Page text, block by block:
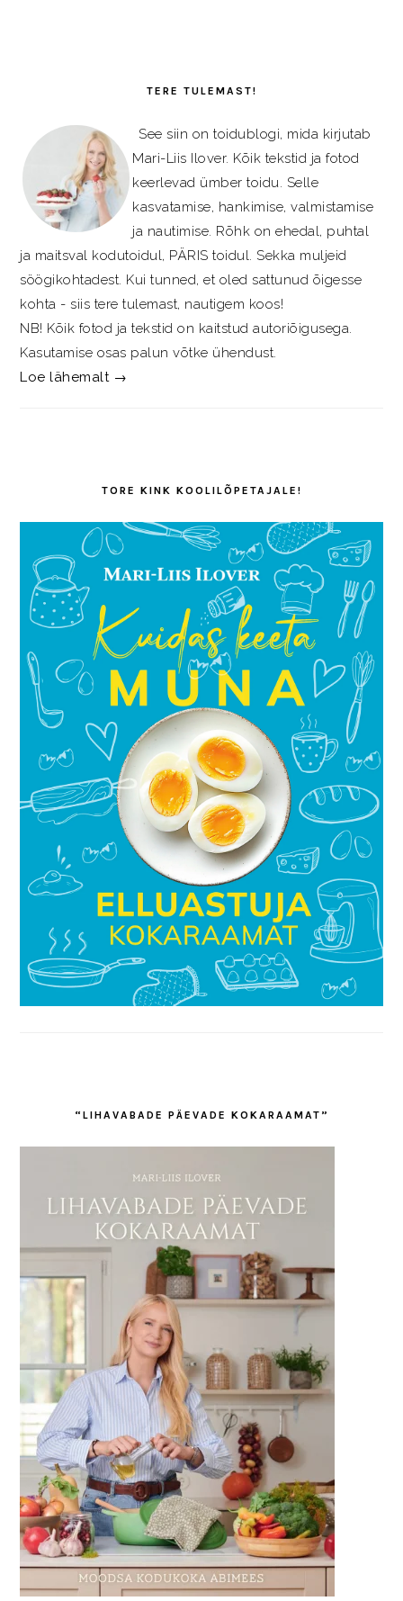
TERE TULEMAST!
See siin on toidublogi, mida kirjutab
Mari-Liis Ilover. Kõik tekstid ja fotod
keerlevad ümber toidu. Selle
kasvatamise, hankimise, valmistamise
ja nautimise. Rõhk on ehedal, puhtal
ja maitsval kodutoidul, PÄRIS toidul. Sekka muljeid
söögikohtadest. Kui tunned, et oled sattunud õigesse
kohta - siis tere tulemast, nautigem koos!
NB! Kõik fotod ja tekstid on kaitstud autoriõigusega.
Kasutamise osas palun võtke ühendust.
Loe lähemalt →
TORE KINK KOOLILÕPETAJALE!
“LIHAVABADE PÄEVADE KOKARAAMAT”